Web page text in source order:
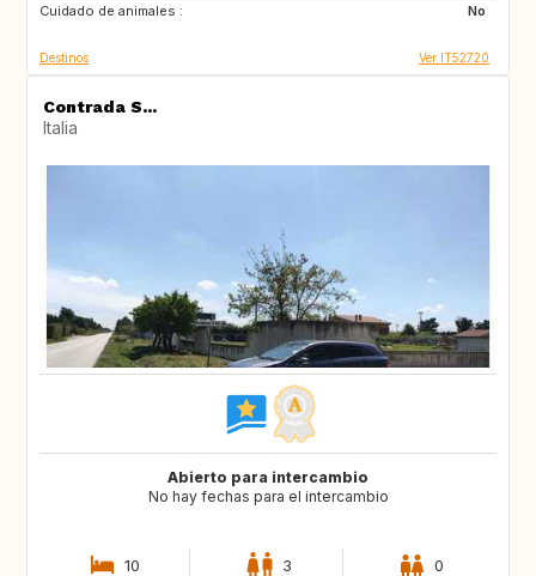
Cuidado de animales :
No
Destinos Ver IT52720
Contrada S...
Italia
Abierto para intercambio
No hay fechas para el intercambio
10 3 0